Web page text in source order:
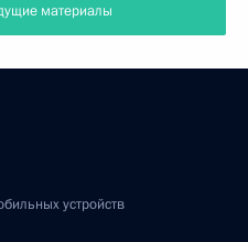
материалы
устройств